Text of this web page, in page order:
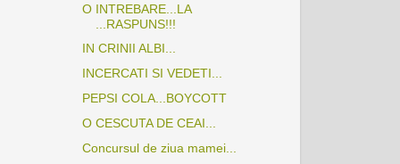
O INTREBARE...LA
...RASPUNS!!!
IN CRINII ALBI...
INCERCATI SI VEDETI...
PEPSI COLA...BOYCOTT
O CESCUTA DE CEAI...
Concursul de ziua mamei...